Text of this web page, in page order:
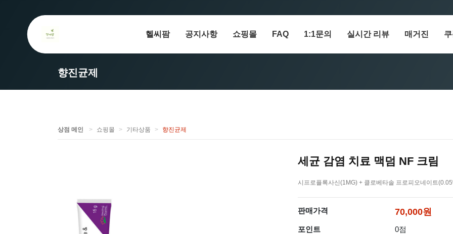
헬씨팜 공지사항 쇼핑몰 FAQ 1:1문의 실시간 리뷰 매거진
향진균제
상점 메인 쇼핑몰 기타상품 향진균제
세균 감염 치료 맥덤 NF 크림
시프로플록사신(1MG) + 클로베타솔 프로피오네이트
판매가격 70,000원
포인트
0점